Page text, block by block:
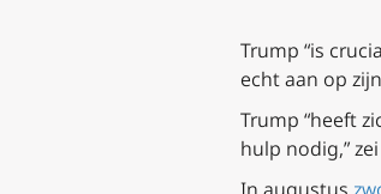
Trump “is
echt aan op
Trump “heeft
hulp nodig,”